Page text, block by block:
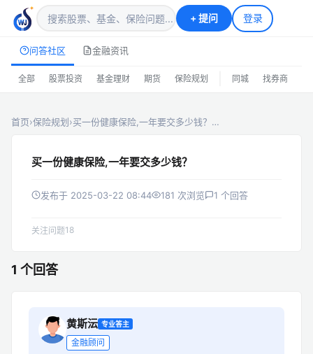
+提问 登录
问答社区 金融资讯
全部 股票投资 基金理财 期货 保险规划 同城 找券商
首页›保险规划›买一份健康保险,一年要交多少钱？…
买一份健康保险,一年要交多少钱？
发布于 2025-03-22 08:44 181 次浏览 1 个回答
关注问题18
1 个回答
黄斯沄 专业答主
金融顾问